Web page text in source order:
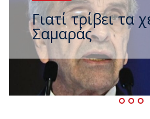
Ξαναχτύπησαν